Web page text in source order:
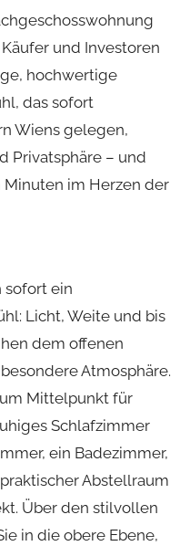
und Investoren
hochwertige
das sofort
Wiens gelegen,
Privatsphäre – und
im Herzen der
sofort ein
Licht, Weite und bis
dem offenen
Atmosphäre.
Mittelpunkt für
Schlafzimmer
ein Badezimmer,
Abstellraum
Über den stilvollen
in die obere Ebene,